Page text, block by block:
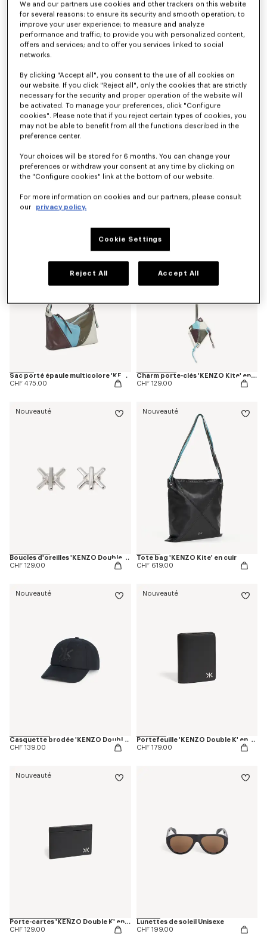
Grande pochette 'Kenzogram'
Casquette 'Kenzogram'
CHF 149.00
Nouveauté
Sac à bandoulière 'Kenzogram'
CHF 265.00
Nouveauté
CHF 235.00
Sac porté épaule multicolore 'KENZO Kite' en cuir
CHF 475.00
Nouveauté
Charm porte-clés 'KENZO Kite' en cuir
CHF 129.00
Nouveauté
Boucles d'oreilles 'KENZO Double K' en laiton
CHF 129.00
Nouveauté
Tote bag 'KENZO Kite' en cuir
CHF 619.00
Nouveauté
Casquette brodée 'KENZO Double K' en coton
CHF 139.00
Nouveauté
Portefeuille 'KENZO Double K' en cuir
CHF 179.00
Nouveauté
Porte-cartes 'KENZO Double K' en cuir
CHF 129.00
Lunettes de soleil Unisexe
CHF 199.00
We and our partners use cookies and other trackers on this website
for several reasons: to ensure its security and smooth operation; to
improve your user experience; to measure and analyze
performance and traffic; to provide you with personalized content,
offers and services; and to offer you services linked to social
networks.
By clicking "Accept all", you consent to the use of all cookies on
our website. If you click "Reject all", only the cookies that are strictly
necessary for the security and proper operation of the website will
be activated. To manage your preferences, click "Configure
cookies". Please note that if you reject certain types of cookies, you
may not be able to benefit from all the functions described in the
preference center.
Your choices will be stored for 6 months. You can change your
preferences or withdraw your consent at any time by clicking on
the "Configure cookies" link at the bottom of our website.
For more information on cookies and our partners, please consult
our
privacy policy.
Cookie Settings
Reject All Accept All